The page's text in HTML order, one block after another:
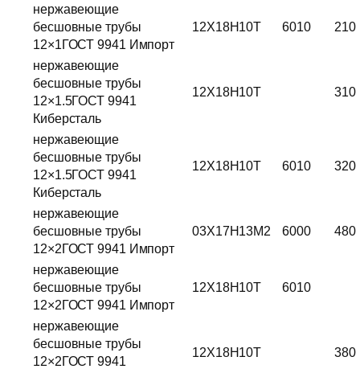
нержавеющие
бесшовные трубы
12×1ГОСТ 9941 Импорт
12Х18Н10Т 6010 210
нержавеющие
бесшовные трубы
12×1.5ГОСТ 9941
Киберсталь
12Х18Н10Т 310
нержавеющие
бесшовные трубы
12×1.5ГОСТ 9941
Киберсталь
12Х18Н10Т 6010 320
нержавеющие
бесшовные трубы
12×2ГОСТ 9941 Импорт
03Х17Н13М2 6000 480
нержавеющие
бесшовные трубы
12×2ГОСТ 9941 Импорт
12Х18Н10Т 6010
нержавеющие
бесшовные трубы
12×2ГОСТ 9941
12Х18Н10Т 380